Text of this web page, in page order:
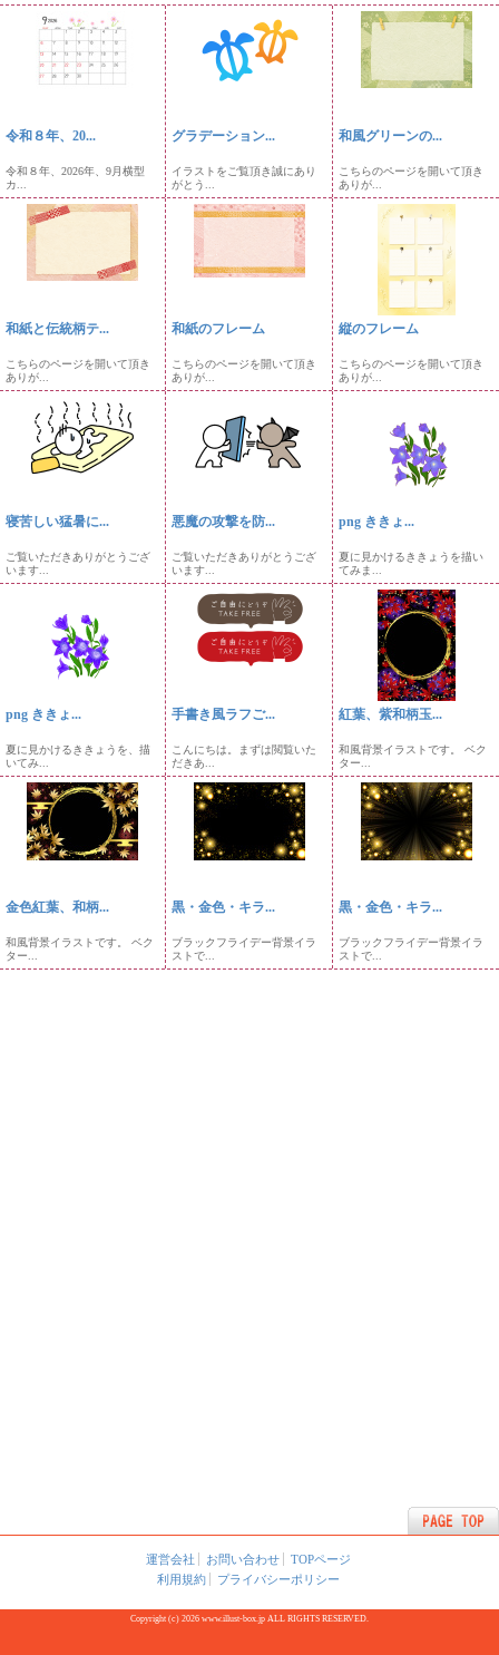
令和８年、20...
令和８年、2026年、9月横型
カ...
グラデーション...
イラストをご覧頂き誠にあり
がとう...
和風グリーンの...
こちらのページを開いて頂き
ありが...
和紙と伝統柄テ...
こちらのページを開いて頂き
ありが...
和紙のフレーム
こちらのページを開いて頂き
ありが...
縦のフレーム
こちらのページを開いて頂き
ありが...
寝苦しい猛暑に...
ご覧いただきありがとうござ
います...
悪魔の攻撃を防...
ご覧いただきありがとうござ
います...
png ききょ...
夏に見かけるききょうを描い
てみま...
png ききょ...
夏に見かけるききょうを、描
いてみ...
手書き風ラフご...
こんにちは。まずは閲覧いた
だきあ...
紅葉、紫和柄玉...
和風背景イラストです。 ベク
ター...
金色紅葉、和柄...
和風背景イラストです。 ベク
ター...
黒・金色・キラ...
ブラックフライデー背景イラ
ストで...
黒・金色・キラ...
ブラックフライデー背景イラ
ストで...
運営会社 お問い合わせ
TOPページ
利用規約
プライバシーポリシー
Copyright (c) 2026 www.illust-box.jp ALL RIGHTS RESERVED.